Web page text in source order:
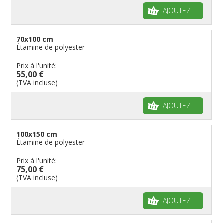
AJOUTEZ
70x100 cm
Étamine de polyester
Prix à l'unité:
55,00 €
(TVA incluse)
AJOUTEZ
100x150 cm
Étamine de polyester
Prix à l'unité:
75,00 €
(TVA incluse)
AJOUTEZ